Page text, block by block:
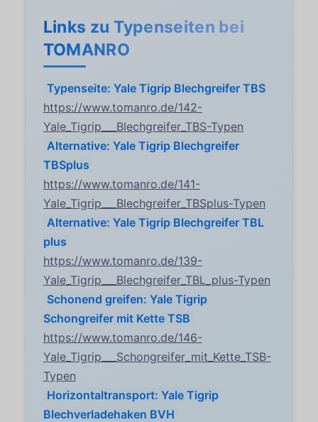
Links zu Typenseiten bei
TOMANRO
Typenseite: Yale Tigrip Blechgreifer TBS
https://www.tomanro.de/142-
Yale_Tigrip___Blechgreifer_TBS-Typen
Alternative: Yale Tigrip Blechgreifer
TBSplus
https://www.tomanro.de/141-
Yale_Tigrip___Blechgreifer_TBSplus-Typen
Alternative: Yale Tigrip Blechgreifer TBL
plus
https://www.tomanro.de/139-
Yale_Tigrip___Blechgreifer_TBL_plus-Typen
Schonend greifen: Yale Tigrip
Schongreifer mit Kette TSB
https://www.tomanro.de/146-
Yale_Tigrip___Schongreifer_mit_Kette_TSB-
Typen
Horizontaltransport: Yale Tigrip
Blechverladehaken BVH